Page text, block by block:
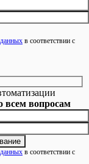
в соответствии с
всем вопросам
в соответствии с